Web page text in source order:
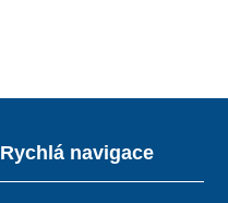
Rychlá navigace